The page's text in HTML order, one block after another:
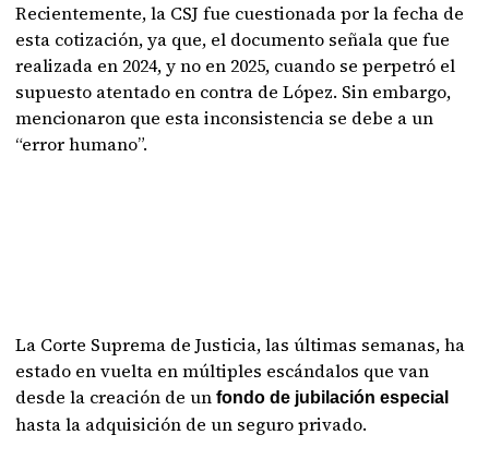
Recientemente, la CSJ fue cuestionada por la fecha de
esta cotización, ya que, el documento señala que fue
realizada en 2024, y no en 2025, cuando se perpetró el
supuesto atentado en contra de López. Sin embargo,
mencionaron que esta inconsistencia se debe a un
“error humano”.
La Corte Suprema de Justicia, las últimas semanas, ha
estado en vuelta en múltiples escándalos que van
desde la creación de unfondo de jubilación especial
hasta la adquisición de un seguro privado.